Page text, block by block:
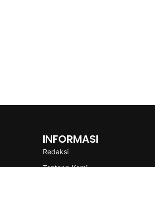
INFORMASI
Redaksi
Tentang Kami